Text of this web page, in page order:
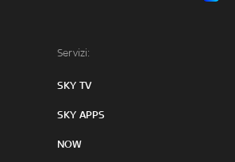
Servizi:
SKY TV
SKY APPS
NOW